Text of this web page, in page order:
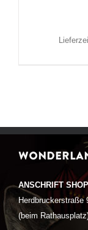
ANSCHRIFT
Herdbruckerstraße
(beim